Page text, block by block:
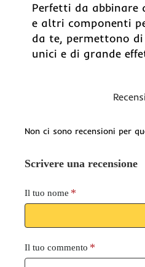
Perfetti da abbinare
e altri componenti
da te, permettono
unici e di grande
Non ci sono recensioni per
Scrivere una recensione
Il tuo nome
Il tuo commento